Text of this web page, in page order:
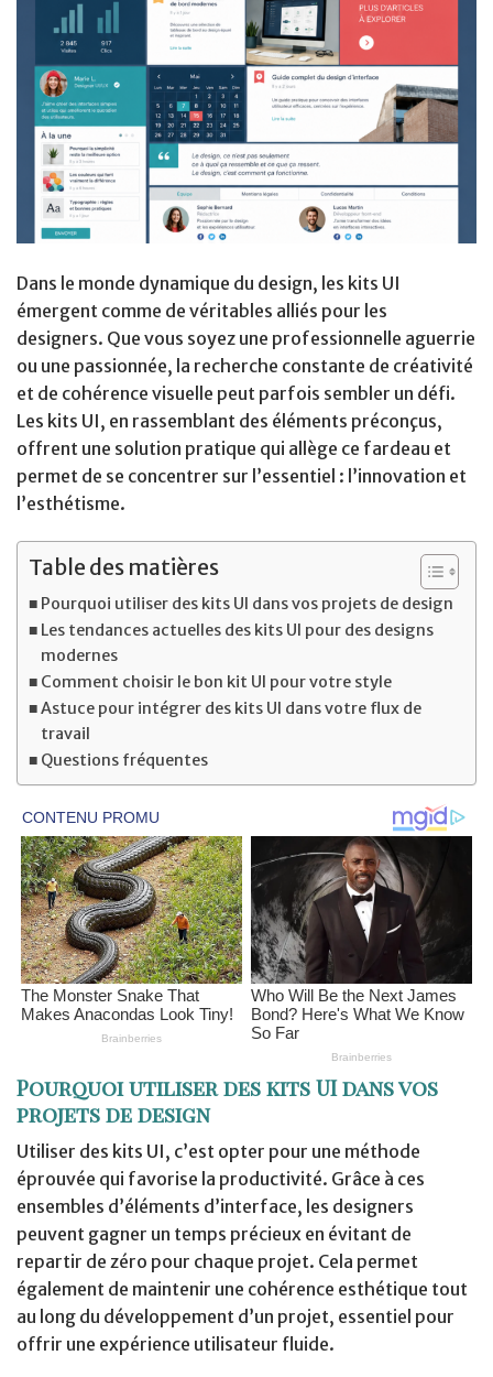
Dans le monde dynamique du design, les kits UI
émergent comme de véritables alliés pour les
designers. Que vous soyez une professionnelle aguerrie
ou une passionnée, la recherche constante de créativité
et de cohérence visuelle peut parfois sembler un défi.
Les kits UI, en rassemblant des éléments préconçus,
offrent une solution pratique qui allège ce fardeau et
permet de se concentrer sur l’essentiel : l’innovation et
l’esthétisme.
Table des matières
Pourquoi utiliser des kits UI dans vos projets de design
Les tendances actuelles des kits UI pour des designs
modernes
Comment choisir le bon kit UI pour votre style
Astuce pour intégrer des kits UI dans votre flux de
travail
Questions fréquentes
Pourquoi utiliser des kits UI dans vos
projets de design
Utiliser des kits UI, c’est opter pour une méthode
éprouvée qui favorise la productivité. Grâce à ces
ensembles d’éléments d’interface, les designers
peuvent gagner un temps précieux en évitant de
repartir de zéro pour chaque projet. Cela permet
également de maintenir une cohérence esthétique tout
au long du développement d’un projet, essentiel pour
offrir une expérience utilisateur fluide.